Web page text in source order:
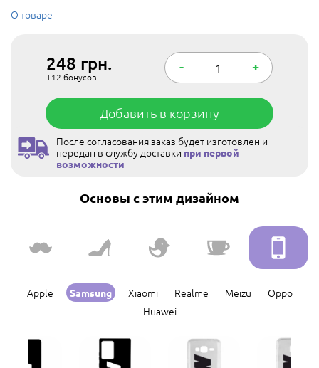
О товаре
248 грн.
+12 бонусов
- +
Добавить в корзину
После согласования заказ будет изготовлен и
передан в службу доставки при первой
возможности
Основы с этим дизайном
Apple Samsung Xiaomi Realme Meizu
Oppo
Huawei